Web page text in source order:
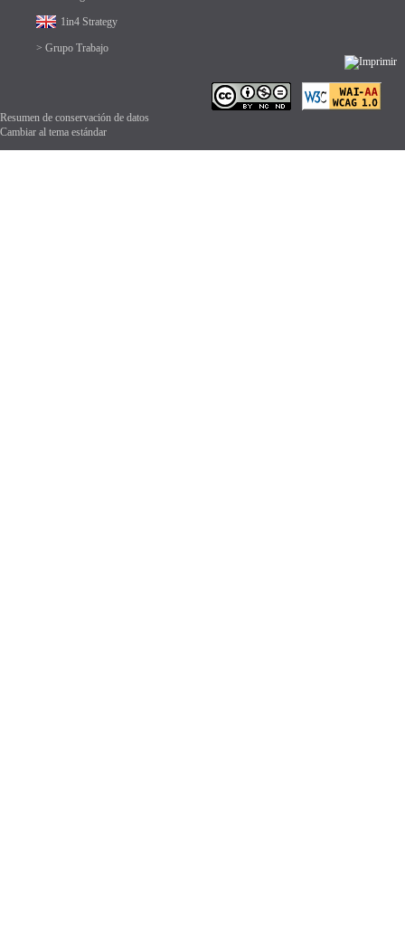
1in4 Strategy
> Grupo Trabajo
Resumen de conservación de datos
Cambiar al tema estándar